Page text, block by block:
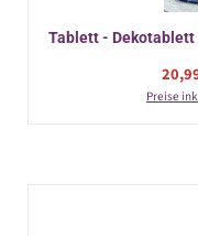
Tablett - Dekotablett
Preise